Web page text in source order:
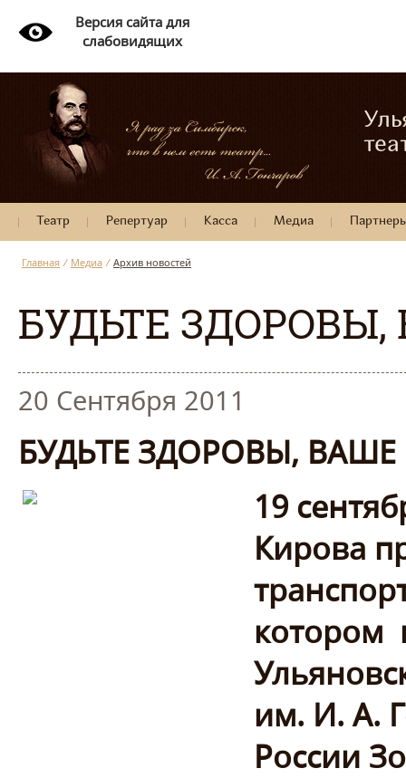
Версия сайта для
слабовидящих
Театр Репертуар Касса Медиа
Главная / Медиа / Архив новостей
БУДЬТЕ
20 Сентября 2011
БУДЬТЕ ЗДОРОВЫ,
19
Кирова
котором
им. И. А.
России